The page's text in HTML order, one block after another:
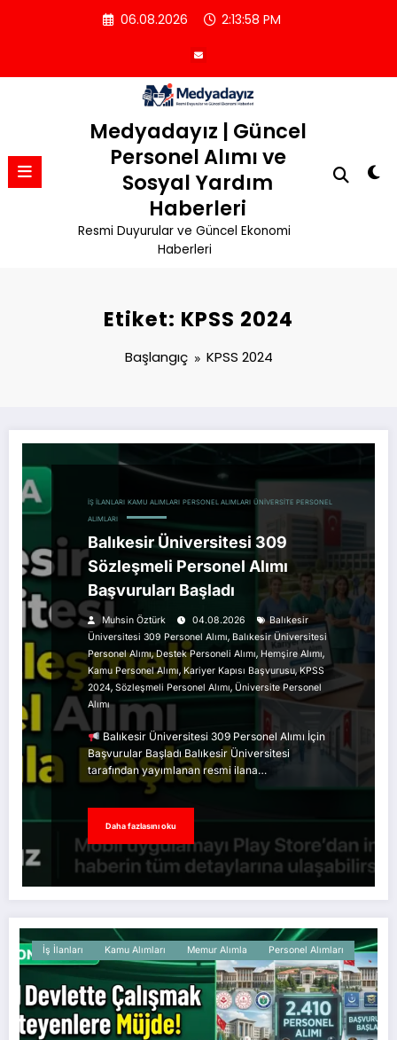
06.08.2026 2:13:59 PM
Medyadayız | Güncel
Personel Alımı ve
Sosyal Yardım
Haberleri
Resmi Duyurular ve Güncel Ekonomi
Haberleri
Etiket: KPSS 2024
Başlangıç KPSS 2024
İŞ İLANLARI KAMU ALIMLARI PERSONEL ALIMLARI ÜNIVERSITE PERSONEL
ALIMLARI
Balıkesir Üniversitesi 309
Sözleşmeli Personel Alımı
Başvuruları Başladı
Muhsin Öztürk 04.08.2026
Balıkesir
Üniversitesi 309 Personel Alımı, Balıkesir Üniversitesi
Personel Alımı,Destek Personeli Alımı, Hemşire Alımı,
Kamu Personel Alımı, Kariyer Kapısı Başvurusu,KPSS
2024, Sözleşmeli Personel Alımı, Üniversite Personel
Alımı
Balıkesir Üniversitesi 309 Personel Alımı İçin
Başvurular Başladı Balıkesir Üniversitesi
tarafından yayımlanan resmi ilana…
Daha fazlasını oku
İş İlanları Kamu Alımları Memur Alımla Personel Alımları